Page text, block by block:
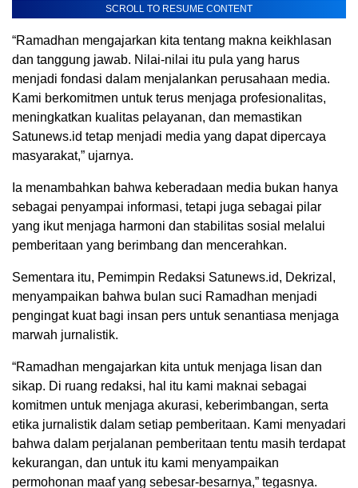
SCROLL TO RESUME CONTENT
“Ramadhan mengajarkan kita tentang makna keikhlasan
dan tanggung jawab. Nilai-nilai itu pula yang harus
menjadi fondasi dalam menjalankan perusahaan media.
Kami berkomitmen untuk terus menjaga profesionalitas,
meningkatkan kualitas pelayanan, dan memastikan
Satunews.id tetap menjadi media yang dapat dipercaya
masyarakat,” ujarnya.
Ia menambahkan bahwa keberadaan media bukan hanya
sebagai penyampai informasi, tetapi juga sebagai pilar
yang ikut menjaga harmoni dan stabilitas sosial melalui
pemberitaan yang berimbang dan mencerahkan.
Sementara itu, Pemimpin Redaksi Satunews.id, Dekrizal,
menyampaikan bahwa bulan suci Ramadhan menjadi
pengingat kuat bagi insan pers untuk senantiasa menjaga
marwah jurnalistik.
“Ramadhan mengajarkan kita untuk menjaga lisan dan
sikap. Di ruang redaksi, hal itu kami maknai sebagai
komitmen untuk menjaga akurasi, keberimbangan, serta
etika jurnalistik dalam setiap pemberitaan. Kami menyadari
bahwa dalam perjalanan pemberitaan tentu masih terdapat
kekurangan, dan untuk itu kami menyampaikan
permohonan maaf yang sebesar-besarnya,” tegasnya.